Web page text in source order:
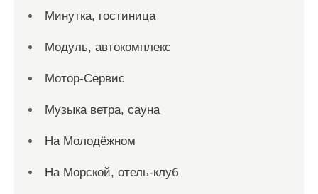
Минутка, гостиница
Модуль, автокомплекс
Мотор-Сервис
Музыка ветра, сауна
На Молодёжном
На Морской, отель-клуб